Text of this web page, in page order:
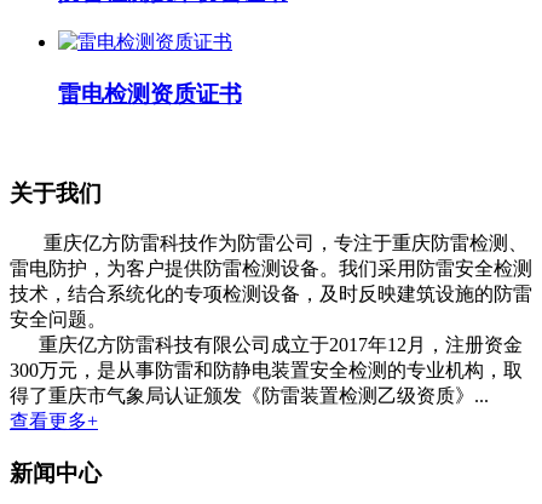
雷电检测资质证书
关于我们
重庆亿方防雷科技作为防雷公司，专注于重庆防雷检测、
雷电防护，为客户提供防雷检测设备。我们采用防雷安全检测
技术，结合系统化的专项检测设备，及时反映建筑设施的防雷
安全问题。
重庆亿方防雷科技有限公司成立于2017年12月，注册资金
300万元，是从事防雷和防静电装置安全检测的专业机构，取
得了重庆市气象局认证颁发《防雷装置检测乙级资质》...
查看更多+
新闻中心